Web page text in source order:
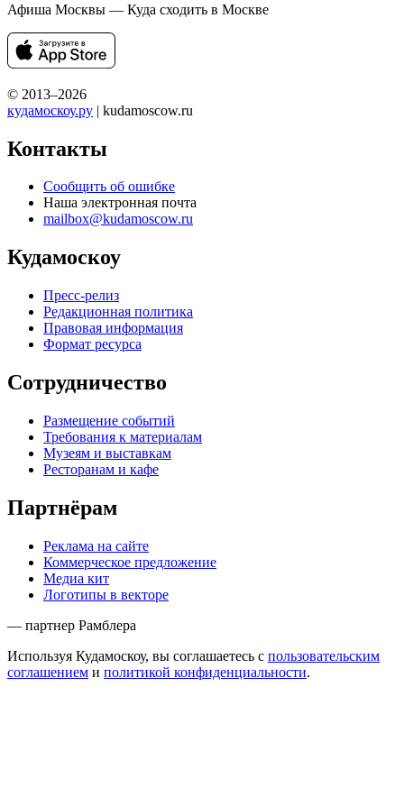
Афиша Москвы — Куда сходить в Москве
© 2013–2026
кудамоскоу.ру | kudamoscow.ru
Контакты
Сообщить об ошибке
Наша электронная почта
mailbox@kudamoscow.ru
Кудамоскоу
Пресс-релиз
Редакционная политика
Правовая информация
Формат ресурса
Сотрудничество
Размещение событий
Требования к материалам
Музеям и выставкам
Ресторанам и кафе
Партнёрам
Реклама на сайте
Коммерческое предложение
Медиа кит
Логотипы в векторе
— партнер Рамблера
Используя Кудамоскоу, вы соглашаетесь с пользовательским
соглашением и политикой конфиденциальности.